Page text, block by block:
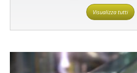
Visualizza tutti